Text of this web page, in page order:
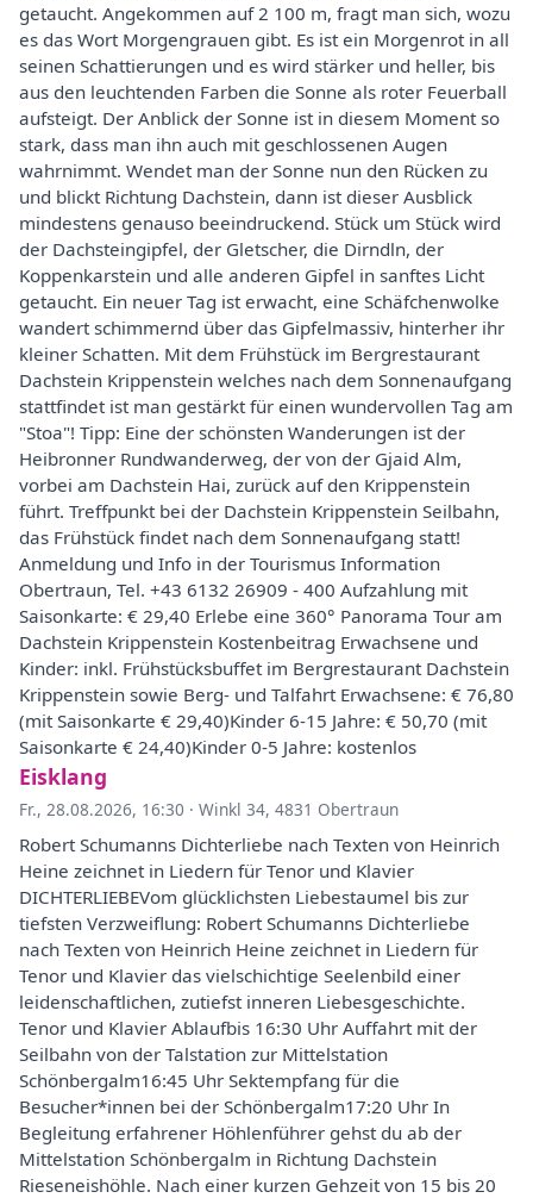
getaucht. Angekommen auf 2 100 m, fragt man sich, wozu
es das Wort Morgengrauen gibt. Es ist ein Morgenrot in all
seinen Schattierungen und es wird stärker und heller, bis
aus den leuchtenden Farben die Sonne als roter Feuerball
aufsteigt. Der Anblick der Sonne ist in diesem Moment so
stark, dass man ihn auch mit geschlossenen Augen
wahrnimmt. Wendet man der Sonne nun den Rücken zu
und blickt Richtung Dachstein, dann ist dieser Ausblick
mindestens genauso beeindruckend. Stück um Stück wird
der Dachsteingipfel, der Gletscher, die Dirndln, der
Koppenkarstein und alle anderen Gipfel in sanftes Licht
getaucht. Ein neuer Tag ist erwacht, eine Schäfchenwolke
wandert schimmernd über das Gipfelmassiv, hinterher ihr
kleiner Schatten. Mit dem Frühstück im Bergrestaurant
Dachstein Krippenstein welches nach dem Sonnenaufgang
stattfindet ist man gestärkt für einen wundervollen Tag am
"Stoa"! Tipp: Eine der schönsten Wanderungen ist der
Heibronner Rundwanderweg, der von der Gjaid Alm,
vorbei am Dachstein Hai, zurück auf den Krippenstein
führt. Treffpunkt bei der Dachstein Krippenstein Seilbahn,
das Frühstück findet nach dem Sonnenaufgang statt!
Anmeldung und Info in der Tourismus Information
Obertraun, Tel. +43 6132 26909 - 400 Aufzahlung mit
Saisonkarte: € 29,40 Erlebe eine 360° Panorama Tour am
Dachstein Krippenstein Kostenbeitrag Erwachsene und
Kinder: inkl. Frühstücksbuffet im Bergrestaurant Dachstein
Krippenstein sowie Berg- und Talfahrt Erwachsene: € 76,80
(mit Saisonkarte € 29,40)Kinder 6-15 Jahre: € 50,70 (mit
Saisonkarte € 24,40)Kinder 0-5 Jahre: kostenlos
Eisklang
Fr., 28.08.2026, 16:30 · Winkl 34, 4831 Obertraun
Robert Schumanns Dichterliebe nach Texten von Heinrich
Heine zeichnet in Liedern für Tenor und Klavier
DICHTERLIEBEVom glücklichsten Liebestaumel bis zur
tiefsten Verzweiflung: Robert Schumanns Dichterliebe
nach Texten von Heinrich Heine zeichnet in Liedern für
Tenor und Klavier das vielschichtige Seelenbild einer
leidenschaftlichen, zutiefst inneren Liebesgeschichte.
Tenor und Klavier Ablaufbis 16:30 Uhr Auffahrt mit der
Seilbahn von der Talstation zur Mittelstation
Schönbergalm16:45 Uhr Sektempfang für die
Besucher*innen bei der Schönbergalm17:20 Uhr In
Begleitung erfahrener Höhlenführer gehst du ab der
Mittelstation Schönbergalm in Richtung Dachstein
Rieseneishöhle. Nach einer kurzen Gehzeit von 15 bis 20